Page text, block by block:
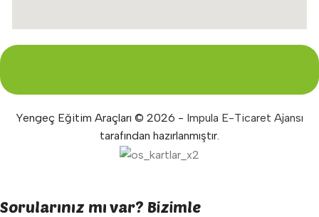
Yengeç Eğitim Araçları © 2026 - Impula E-Ticaret Ajansı
tarafından hazırlanmıştır.
Sorularınız mı var? Bizimle